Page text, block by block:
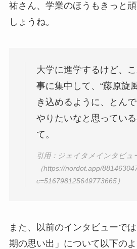
祐さん、学業のほうもきっと
しょうね。
大学に進学するけど、
事に集中して、“藤原旋
き込めるように、とん
やりたいなと思ってい
て。
引用：ジェイタメインタビュ
（https://nordot.app/
c=516798125649773665）
また、以前のインタビューで
期の思い出」について以下の